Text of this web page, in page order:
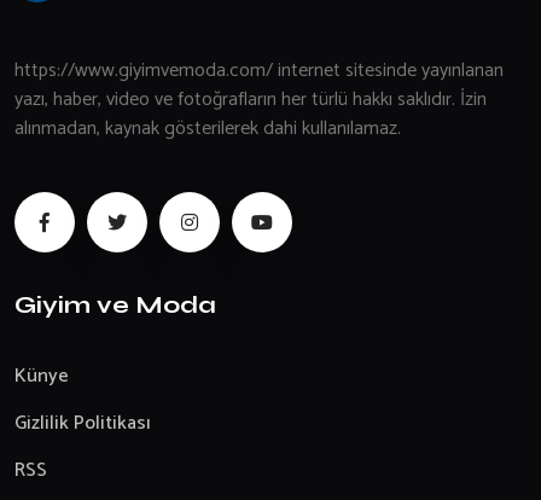
https://www.giyimvemoda.com/ internet sitesinde yayınlanan
yazı, haber, video ve fotoğrafların her türlü hakkı saklıdır. İzin
alınmadan, kaynak gösterilerek dahi kullanılamaz.
Giyim ve Moda
Künye
Gizlilik Politikası
RSS